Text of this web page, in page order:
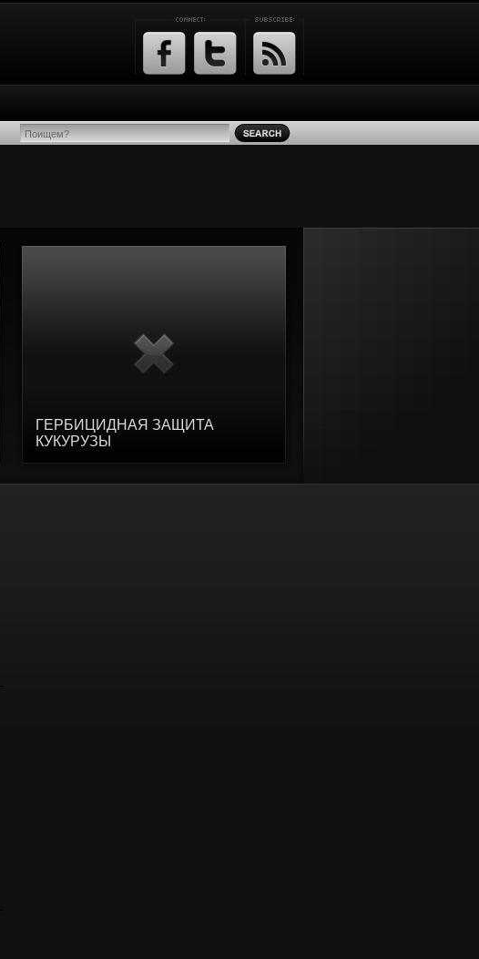
ГЕРБИЦИДНАЯ ЗАЩИТА
КУКУРУЗЫ